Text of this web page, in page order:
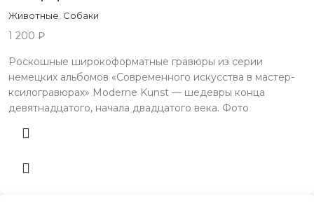
Животные Собаки
1 200 ₽
Роскошные широкоформатные гравюры из серии
немецких альбомов «Современного искусства в мастер-
ксилогравюрах» Moderne Kunst — шедевры конца
девятнадцатого, начала двадцатого века. Фото